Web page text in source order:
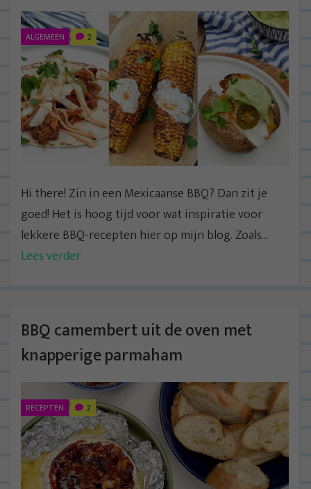
ALGEMEEN 2
Hi there! Zin in een Mexicaanse BBQ? Dan zit je
goed! Het is hoog tijd voor wat inspiratie voor
lekkere BBQ-recepten hier op mijn blog. Zoals...
Lees verder
BBQ camembert uit de oven met
knapperige parmaham
RECEPTEN 2